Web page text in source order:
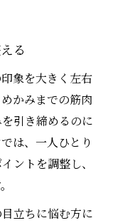
る
象を大きく左右
かみまでの筋肉
引き締めるのに
は、一人ひとり
ントを調整し、
立ちに悩む方に